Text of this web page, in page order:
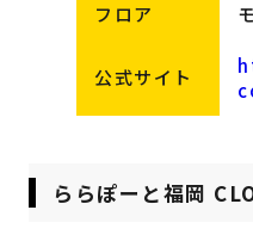
フロア
公式サイト
ららぽーと福岡